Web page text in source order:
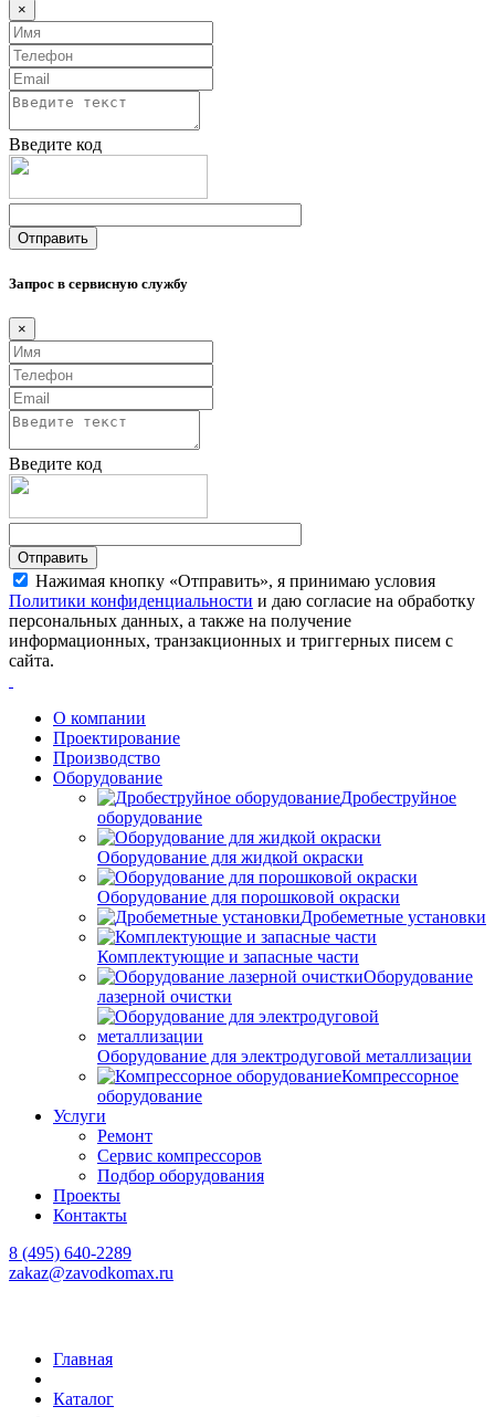
×
Введите код
Запрос в сервисную службу
×
Введите код
Нажимая кнопку «Отправить», я принимаю условия
Политики конфиденциальности и даю согласие на обработку
персональных данных, а также на получение
информационных, транзакционных и триггерных писем с
сайта.
О компании
Проектирование
Производство
Оборудование
Дробеструйное
оборудование
Оборудование для жидкой окраски
Оборудование для порошковой окраски
Дробеметные установки
Комплектующие и запасные части
Оборудование
лазерной очистки
Оборудование для электродуговой металлизации
Компрессорное
оборудование
Услуги
Ремонт
Сервис компрессоров
Подбор оборудования
Проекты
Контакты
8 (495) 640-2289
zakaz@zavodkomax.ru
Главная
Каталог